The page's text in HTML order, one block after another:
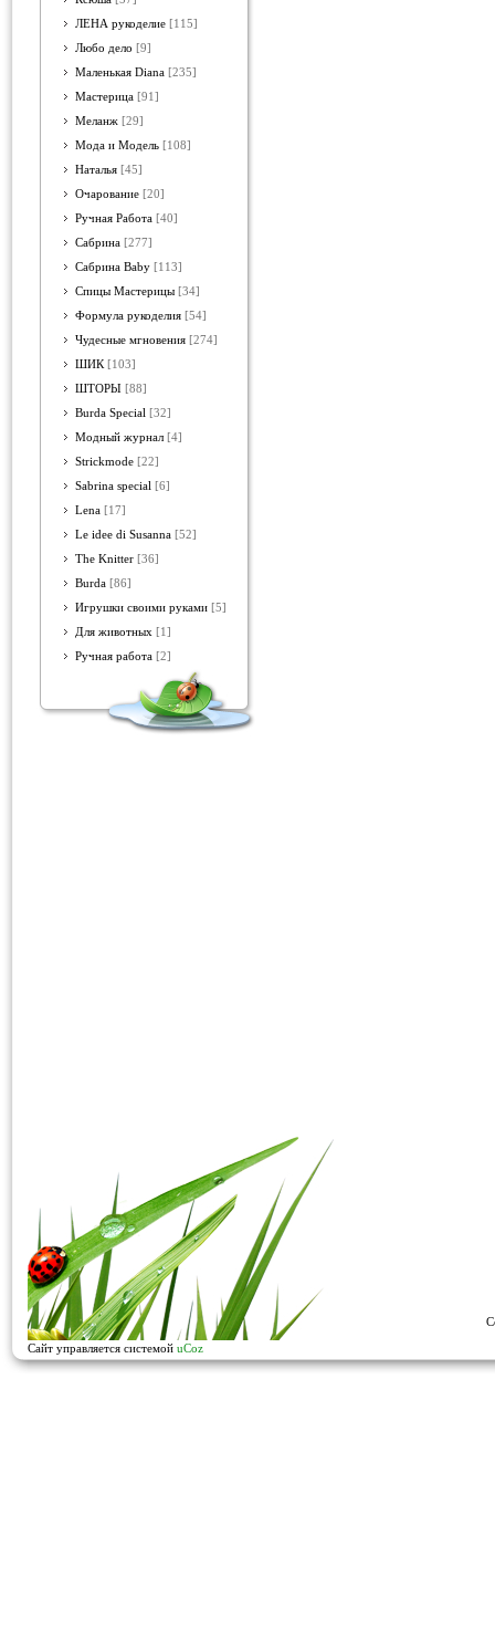
ЛЕНА рукоделие [115]
Любо дело [9]
Маленькая Diana [235]
Мастерица [91]
Меланж [29]
Мода и Модель [108]
Наталья [45]
Очарование [20]
Ручная Работа [40]
Сабрина [277]
Сабрина Baby [113]
Спицы Мастерицы [34]
Формула рукоделия [54]
Чудесные мгновения [274]
ШИК [103]
ШТОРЫ [88]
Burda Special [32]
Модный журнал [4]
Strickmode [22]
Sabrina special [6]
Lena [17]
Le idee di Susanna [52]
The Knitter [36]
Burda [86]
Игрушки своими руками [5]
Для животных [1]
Ручная работа [2]
Сайт управляется системой uCoz